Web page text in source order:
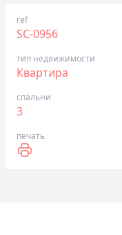
ref
SC-0956
тип недвижимости
Квартира
спальни
3
печать